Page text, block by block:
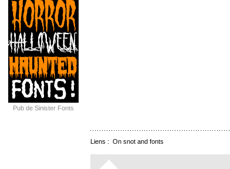
Pub de Sinister Fonts
Liens : On snot and fonts